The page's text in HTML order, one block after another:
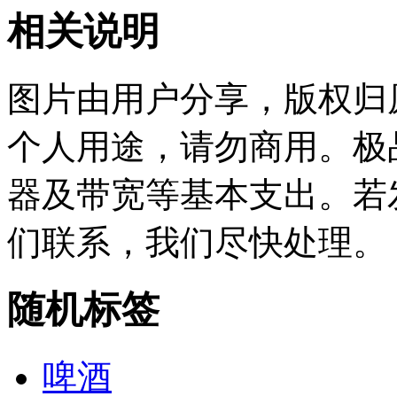
相关说明
图片由用户分享，版权
个人用途，请勿商用。
器及带宽等基本支出。
们联系，我们尽快处理。
随机标签
啤酒